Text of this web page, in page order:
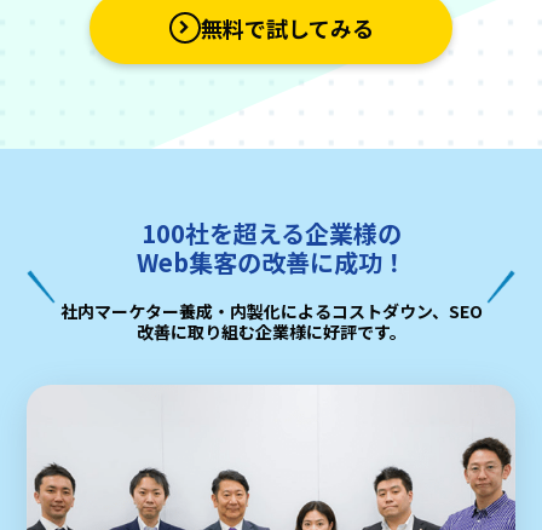
無料で試してみる
100社を超える企業様の
Web集客の改善に成功！
社内マーケター養成・内製化によるコストダウン、SEO
改善に取り組む企業様に好評です。